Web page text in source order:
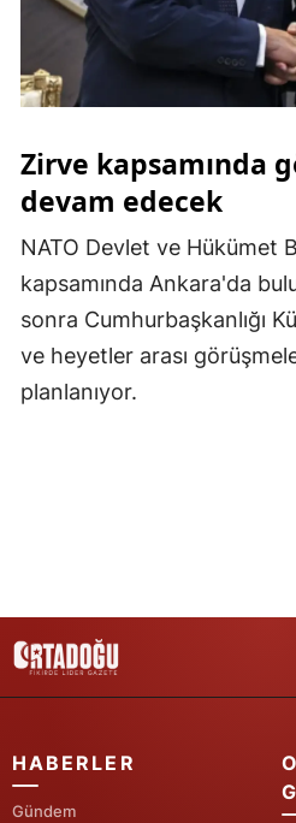
Zirve kapsamında
devam edecek
NATO Devlet ve Hükümet
kapsamında Ankara'da
sonra Cumhurbaşkanlığı
ve heyetler arası
planlanıyor.
HABERLER
Gündem